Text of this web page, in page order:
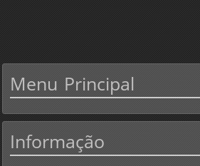
Menu Principal
Informação